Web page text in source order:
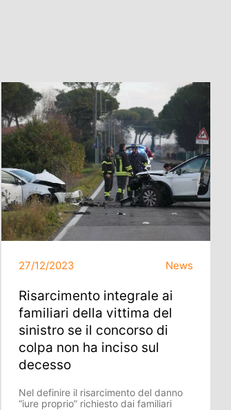
27/12/2023 News
Risarcimento integrale ai
familiari della vittima del
sinistro se il concorso di
colpa non ha inciso sul
decesso
Nel definire il risarcimento del danno
“iure proprio” richiesto dai familiari